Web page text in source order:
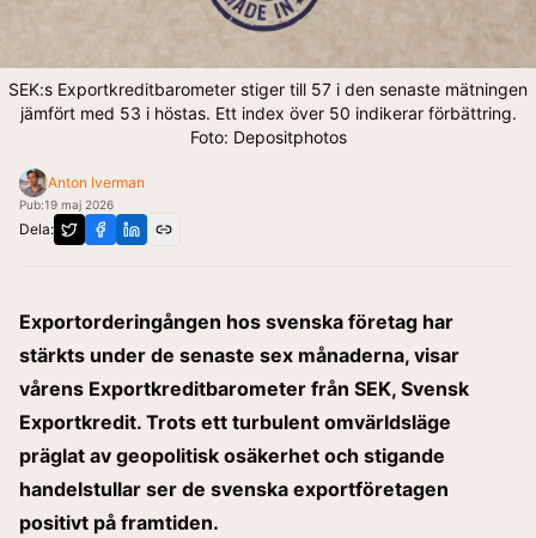
SEK:s Exportkreditbarometer stiger till 57 i den senaste mätningen
jämfört med 53 i höstas. Ett index över 50 indikerar förbättring.
Foto: Depositphotos
Anton Iverman
Pub:19 maj 2026
Dela:
Exportorderingången hos svenska företag har
stärkts under de senaste sex månaderna, visar
vårens Exportkreditbarometer från SEK, Svensk
Exportkredit. Trots ett turbulent omvärldsläge
präglat av geopolitisk osäkerhet och stigande
handelstullar ser de svenska exportföretagen
positivt på framtiden.